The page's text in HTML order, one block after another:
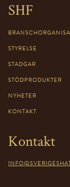
SHF
STYRELSE
STADGAR
STÖDPRODUKTER
NYHETER
KONTAKT
Kontakt